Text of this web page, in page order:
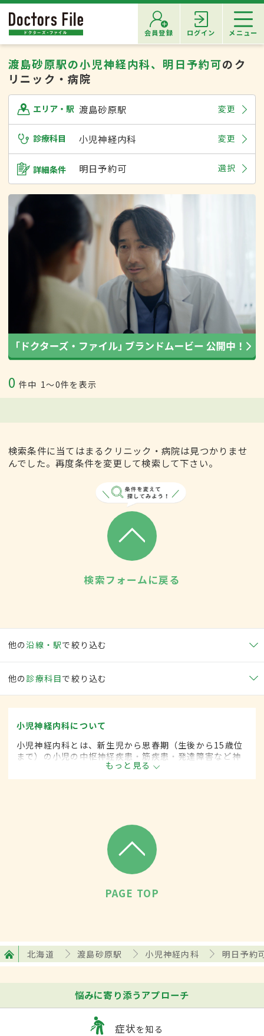
会員登録 ログイン メニュー
渡島砂原駅の小児神経内科、明日予約可のク
リニック・病院
エリア・駅 渡島砂原駅 変更
診療科目 小児神経内科 変更
詳細条件 明日予約可 選択
0 件中 1〜0件を表示
検索条件に当てはまるクリニック・病院は見つかりませ
んでした。再度条件を変更して検索して下さい。
検索フォームに戻る
他の沿線・駅で絞り込む
他の 診療科目で絞り込む
小児神経内科について
小児神経内科とは、新生児から思春期（生後から15歳位
まで）の小児の中枢神経疾患・筋疾患・発達障害など神
経疾患を専門的に取り扱う内科の一領域です。平成20年
4月の制度改正前は、小児神経科と呼ばれていました。
もっと見る
PAGE TOP
北海道 渡島砂原駅 小児神経内科 明日予約
悩みに寄り添うアプローチ
症状を知る